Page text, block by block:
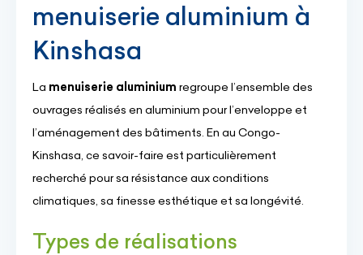
menuiserie aluminium à
Kinshasa
La menuiserie aluminium regroupe l’ensemble des
ouvrages réalisés en aluminium pour l’enveloppe et
l’aménagement des bâtiments. En au Congo-
Kinshasa, ce savoir-faire est particulièrement
recherché pour sa résistance aux conditions
climatiques, sa finesse esthétique et sa longévité.
Types de réalisations